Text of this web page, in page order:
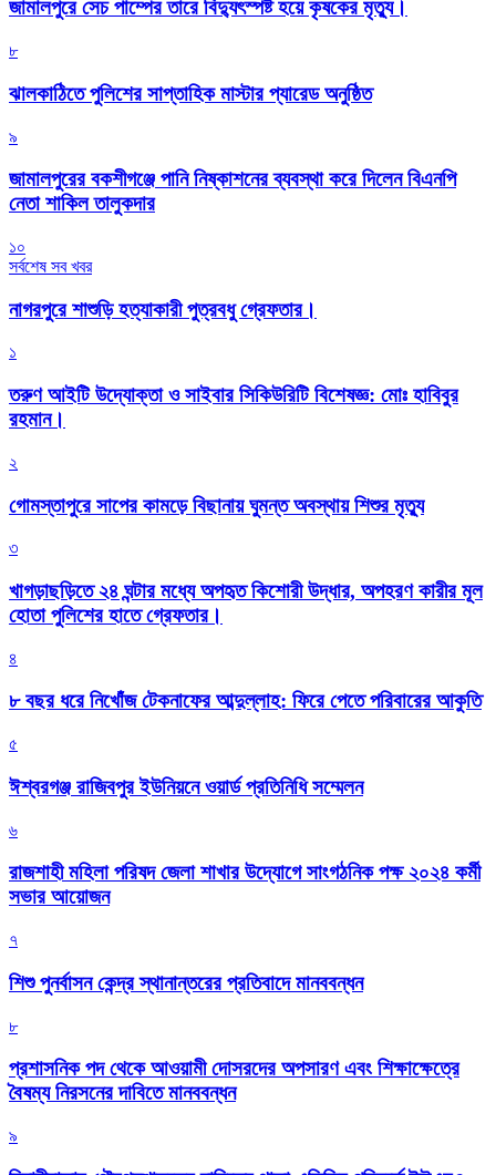
জামালপুরে সেচ পাম্পের তারে বিদ্যুৎস্পষ্ট হয়ে কৃষকের মৃত্যু।
৮
‎ঝালকাঠিতে পুলিশের সাপ্তাহিক মাস্টার প্যারেড অনুষ্ঠিত
৯
জামালপুরের বকশীগঞ্জে পানি নিষ্কাশনের ব্যবস্থা করে দিলেন বিএনপি
নেতা শাকিল তালুকদার
১০
সর্বশেষ সব খবর
নাগরপুরে শাশুড়ি হত্যাকারী পুত্রবধু গ্রেফতার।
১
তরুণ আইটি উদ্যোক্তা ও সাইবার সিকিউরিটি বিশেষজ্ঞ: মোঃ হাবিবুর
রহমান।
২
গোমস্তাপুরে সাপের কামড়ে বিছানায় ঘুমন্ত অবস্থায় শিশুর মৃত্যু
৩
খাগড়াছড়িতে ২৪ ঘন্টার মধ্যে অপহৃত কিশোরী উদ্ধার, অপহরণ কারীর মূল
হোতা পুলিশের হাতে গ্রেফতার।
৪
৮ বছর ধরে নিখোঁজ টেকনাফের আব্দুল্লাহ: ফিরে পেতে পরিবারের আকুতি
৫
ঈশ্বরগঞ্জ রাজিবপুর ইউনিয়নে ওয়ার্ড প্রতিনিধি সম্মেলন
৬
রাজশাহী মহিলা পরিষদ জেলা শাখার উদ্যোগে সাংগঠনিক পক্ষ ২০২৪ কর্মী
সভার আয়োজন
৭
শিশু পুনর্বাসন কেন্দ্র স্থানান্তরের প্রতিবাদে মানববন্ধন
৮
প্রশাসনিক পদ থেকে আওয়ামী দোসরদের অপসারণ এবং শিক্ষাক্ষেত্রে
বৈষম্য নিরসনের দাবিতে মানববন্ধন
৯